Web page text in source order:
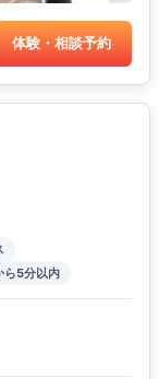
体験・相談予約
ら5分以内